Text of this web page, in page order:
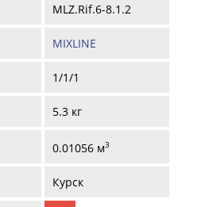
MLZ.Rif.6-8.1.2
MIXLINE
1/1/1
5.3 кг
0.01056 м3
Курск